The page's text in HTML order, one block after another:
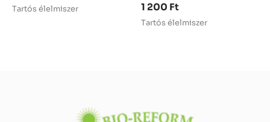
Tartós élelmiszer 1 200 Ft
Tartós élelmiszer